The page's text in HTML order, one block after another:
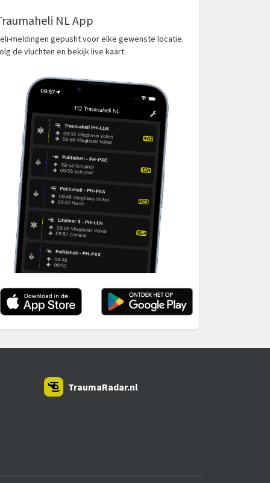
NL App
meldingen gepusht voor elke gewenste locatie.
de vluchten en bekijk live kaart.
TraumaRadar.nl